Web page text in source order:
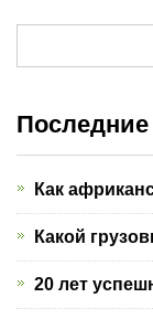
Как
Какой
20 лет